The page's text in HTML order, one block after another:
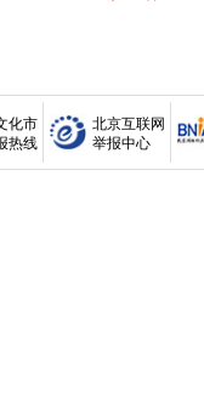
化市
热线
北京互联网
举报中心